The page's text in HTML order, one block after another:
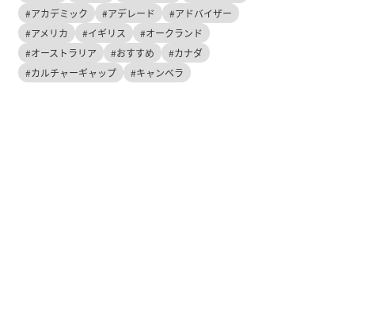
#アカデミック
#アデレード
#アドバイザー
#アメリカ
#イギリス
#オークランド
#オーストラリア
#おすすめ
#カナダ
#カルチャーギャップ
#キャンベラ